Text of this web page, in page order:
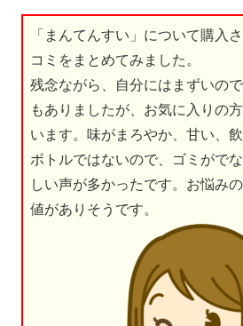
「まんてんすい」について購入
コミをまとめてみました。
残念ながら、自分にはまずいの
もありましたが、お気に入りの
います。味がまろやか、甘い、
ボトルではないので、ゴミがで
しい声が多かったです。お悩み
値がありそうです。